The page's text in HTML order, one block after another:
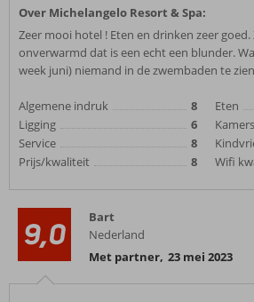
Over Michelangelo Resort & Spa:
Zeer mooi hotel ! Eten en drinken zeer
onverwarmd dat is een echt een blunder.
week juni) niemand in de zwembaden te
Algemene indruk
8
Ligging
6
Service
8
Prijs/kwaliteit
8
Eten
Kamers
Wifi
9,0
Bart
Nederland
Met partner, 23 mei 2023